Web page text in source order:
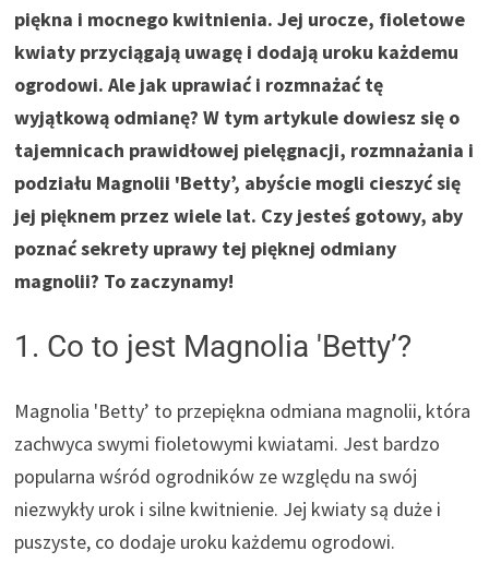
piękna i mocnego kwitnienia. Jej urocze, fioletowe
kwiaty przyciągają uwagę i dodają uroku każdemu
ogrodowi. Ale jak uprawiać i rozmnażać tę
wyjątkową odmianę? W tym artykule dowiesz się o
tajemnicach prawidłowej pielęgnacji, rozmnażania i
podziału Magnolii 'Betty’, abyście mogli cieszyć się
jej pięknem przez wiele lat. Czy jesteś gotowy, aby
poznać sekrety uprawy tej pięknej odmiany
magnolii? To zaczynamy!
1. Co to jest Magnolia 'Betty’?
Magnolia 'Betty’ to przepiękna odmiana magnolii, która
zachwyca swymi fioletowymi kwiatami. Jest bardzo
popularna wśród ogrodników ze względu na swój
niezwykły urok i silne kwitnienie. Jej kwiaty są duże i
puszyste, co dodaje uroku każdemu ogrodowi.